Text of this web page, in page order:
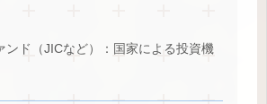
ンド（JICなど）：国家による投資機